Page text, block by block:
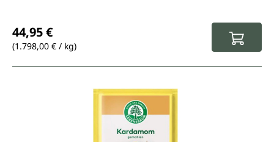
44,95 €
(1.798,00 € / kg)